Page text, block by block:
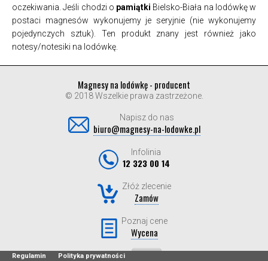
oczekiwania. Jeśli chodzi o pamiątki Bielsko-Biała na lodówkę w
postaci magnesów wykonujemy je seryjnie (nie wykonujemy
pojedynczych sztuk). Ten produkt znany jest również jako
notesy/notesiki na lodówkę.
Magnesy na lodówkę - producent
© 2018 Wszelkie prawa zastrzeżone.
Napisz do nas
biuro@magnesy-na-lodowke.pl
Infolinia
12 323 00 14
Złóż zlecenie
Zamów
Poznaj cene
Wycena
Regulamin Polityka prywatności